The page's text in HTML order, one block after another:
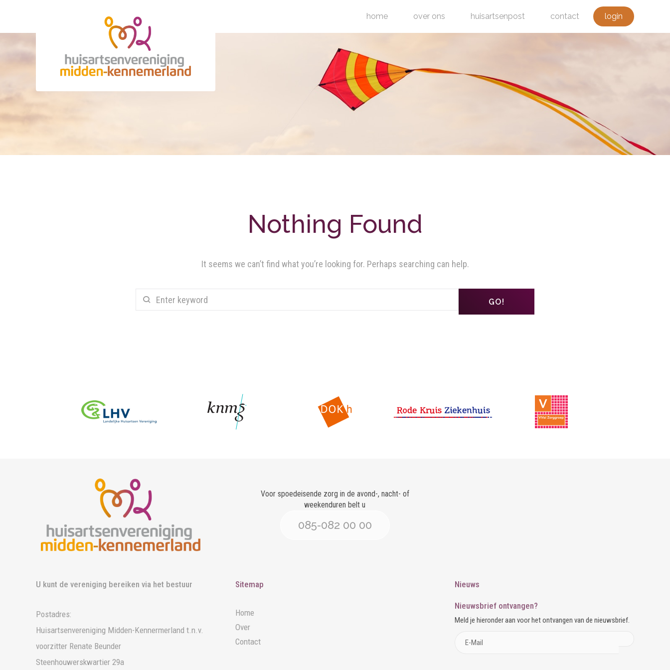
home over ons huisartsenpost contact login
Nothing Found
It seems we can’t find what you’re looking for. Perhaps searching can help.
GO!
Voor spoedeisende zorg in de avond-, nacht- of
weekenduren belt u
085-082 00 00
U kunt de vereniging bereiken via het bestuur
Postadres:
Huisartsenvereniging Midden-Kennermerland t.n.v.
voorzitter Renate Beunder
Steenhouwerskwartier 29a
Sitemap
Home
Over
Contact
Nieuws
Nieuwsbrief ontvangen?
Meld je hieronder aan voor het ontvangen van de nieuwsbrief.